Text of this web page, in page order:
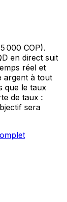
000 COP).
en direct suit
réel et
argent à tout
que le taux
de taux :
sera